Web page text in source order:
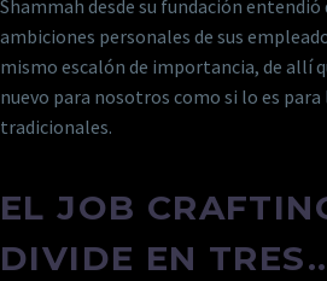
Shammah desde su fundación
ambiciones personales de sus
mismo escalón de importancia, de allí
nuevo para nosotros como si lo es
tradicionales.
EL JOB
DIVIDE EN